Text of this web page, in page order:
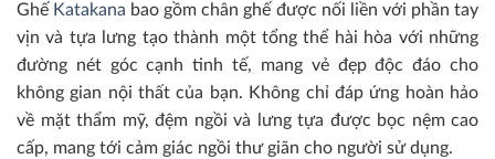
Ghế Katakana bao gồm chân ghế được nối liền với phần tay
vịn và tựa lưng tạo thành một tổng thể hài hòa với những
đường nét góc cạnh tinh tế, mang vẻ đẹp độc đáo cho
không gian nội thất của bạn. Không chỉ đáp ứng hoàn hảo
về mặt thẩm mỹ, đệm ngồi và lưng tựa được bọc nệm cao
cấp, mang tới cảm giác ngồi thư giãn cho người sử dụng.